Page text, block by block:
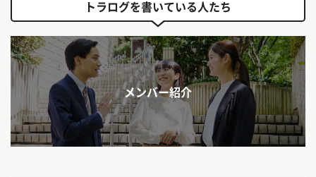
トラログを書いている人たち
メンバー紹介